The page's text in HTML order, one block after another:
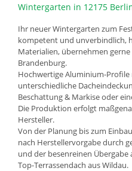
Wintergarten in 12175
Ihr neuer Wintergarten zum
kompetent und unverbindlich,
Materialien, übernehmen
Brandenburg.
Hochwertige Aluminium-
unterschiedliche
Beschattung & Markise oder
Die Produktion erfolgt
Hersteller.
Von der Planung bis zum
nach Herstellervorgabe durch
und der besenreinen Übergabe
Top-Terrassendach aus Wildau.